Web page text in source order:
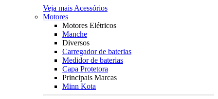
Veja mais Acessórios
Motores
Motores Elétricos
Manche
Diversos
Carregador de baterias
Medidor de baterias
Capa Protetora
Principais Marcas
Minn Kota